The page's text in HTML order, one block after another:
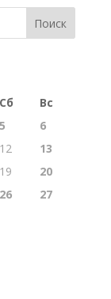
Поиск
Сб
Вс
5
6
12
13
19
20
26
27